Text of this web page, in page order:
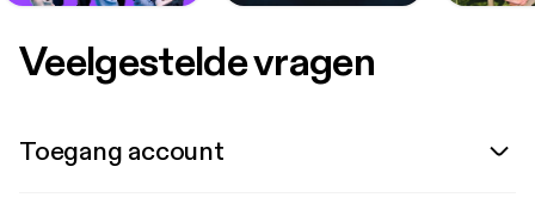
Veelgestelde vragen
Toegang account